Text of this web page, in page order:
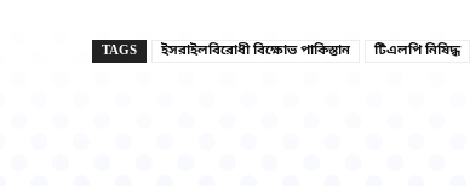
TAGS ইসরাইলবিরোধী বিক্ষোভ পাকিস্তান টিএলপি নিষিদ্ধ